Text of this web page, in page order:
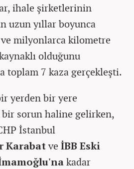
ihale şirketlerinin
uzun yıllar boyunca
milyonlarca kilometre
olduğunu
toplam 7 kaza gerçekleşti.
yerden bir yere
sorun haline gelirken,
İstanbul
Karabatve İBB Eski
kadar